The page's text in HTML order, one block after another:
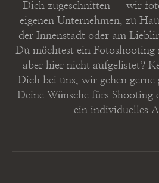
Dich zugeschnitten – wir
eigenen Unternehmen, zu
der Innenstadt oder am
Du möchtest ein Fotoshooting
aber hier nicht aufgelistet?
Dich bei uns, wir gehen
Deine Wünsche fürs Shooting
ein individuelles